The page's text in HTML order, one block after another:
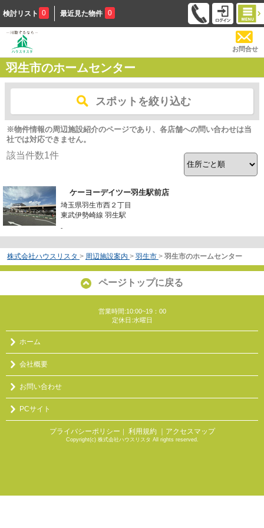
検討リスト 0 最近見た物件 0
お問合せ
羽生市のホームセンター
スポットを絞り込む
※物件情報の周辺施設紹介のページであり、各店舗への問い合わせは当
社では対応できません。
該当件数1件
ケーヨーデイツー羽生駅前店
埼玉県羽生市西２丁目
東武伊勢崎線 羽生駅
-
株式会社ハウスリスタ > 周辺施設案内 > 羽生市 > 羽生市のホームセンター
ページトップに戻る
営業時間:10:00~19：00
定休日:水曜日
ホーム
会社概要
お問い合わせ
PCサイト
プライバシーポリシー ｜ 利用規約 ｜アクセスマップ
Copyright(c) 株式会社ハウスリスタ All rights reserved.